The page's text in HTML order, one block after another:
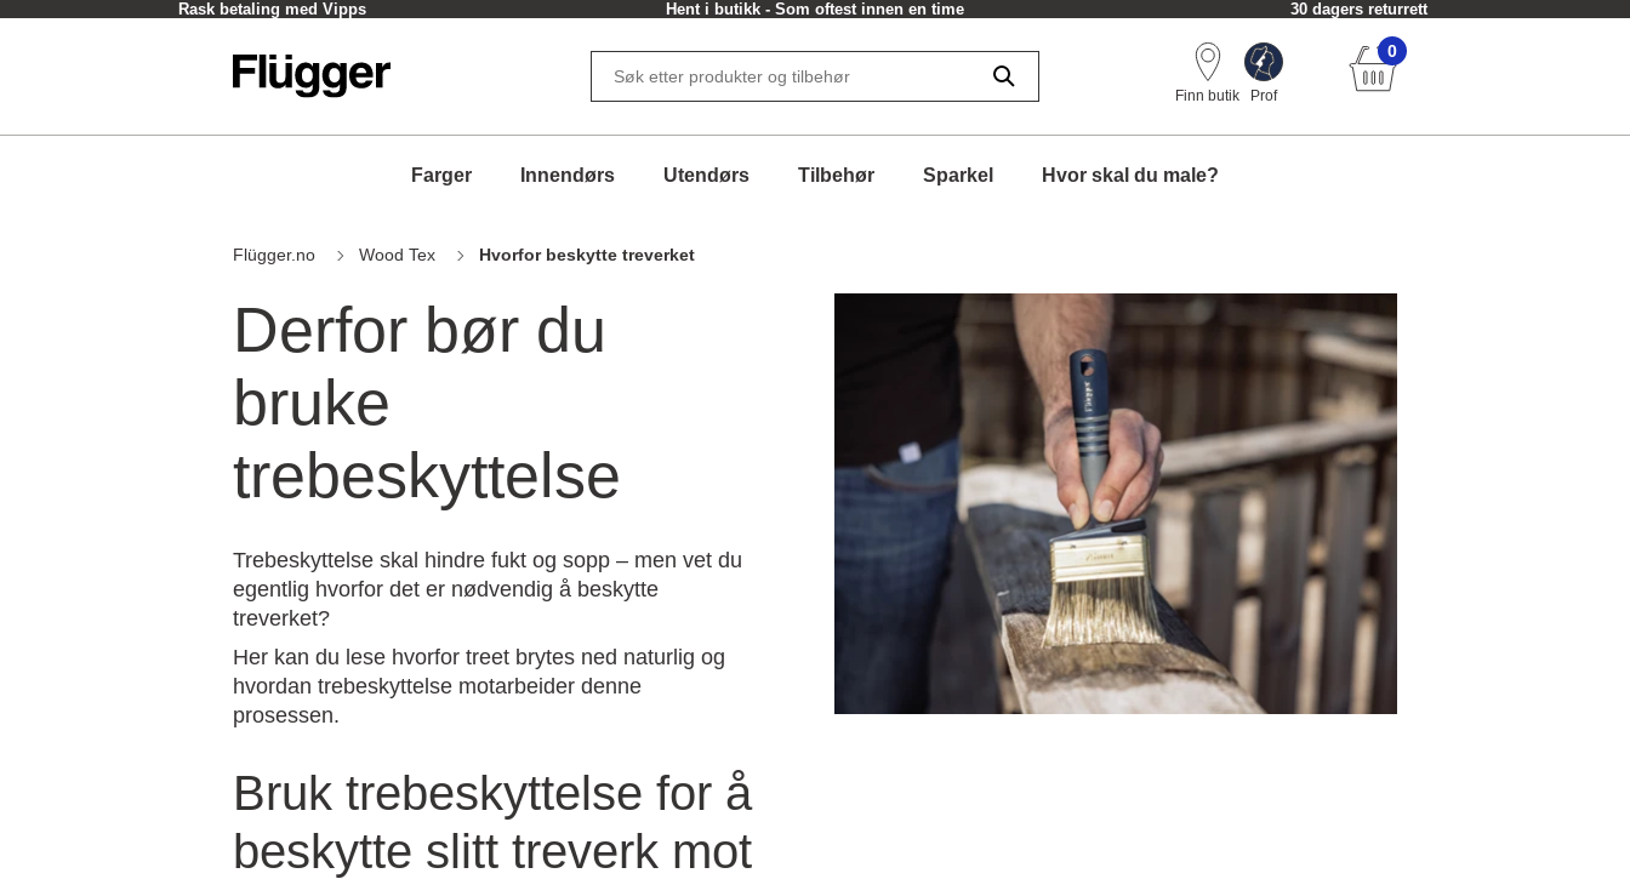
Hent i butikk - Som oftest innen en time 30 dagers returrett Alltid fri frakt fra 749 kr.
Finn butik Prof
0
Farger Innendørs Utendørs Tilbehør Sparkel Hvor skal du male?
Flügger.no Wood Tex Hvorfor beskytte treverket
Derfor bør du
bruke
trebeskyttelse
Trebeskyttelse skal hindre fukt og sopp – men vet du
egentlig hvorfor det er nødvendig å beskytte
treverket?
Her kan du lese hvorfor treet brytes ned naturlig og
hvordan trebeskyttelse motarbeider denne
prosessen.
Bruk trebeskyttelse for å
beskytte slitt treverk mot